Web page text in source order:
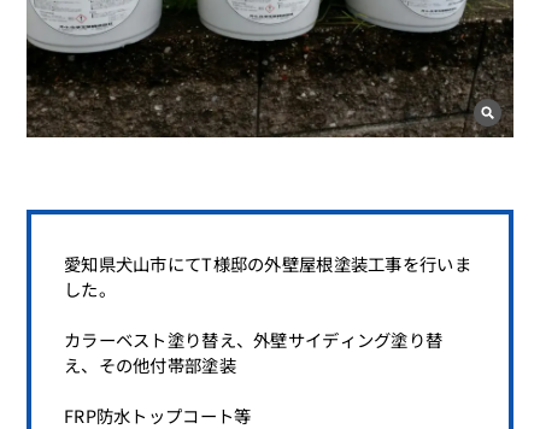
愛知県犬山市にてT様邸の外壁屋根塗装工事を行いま
した。
カラーベスト塗り替え、外壁サイディング塗り替
え、その他付帯部塗装
FRP防水トップコート等